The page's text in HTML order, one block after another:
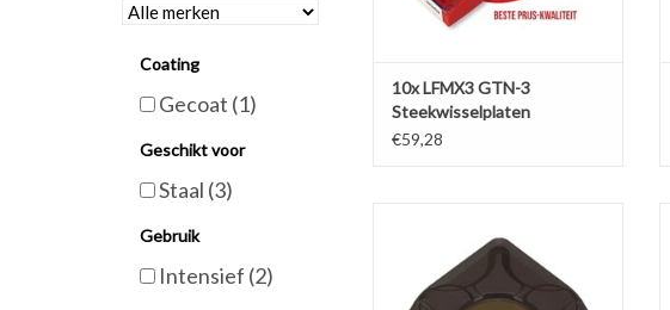
Coating
Gecoat (1)
Geschikt voor
Staal (3)
Gebruik
Intensief (2)
10x LFMX3 GTN-3
Steekwisselplaten
€59,28
(per stuk)
TOEVOEGEN AAN WINKELWAGEN